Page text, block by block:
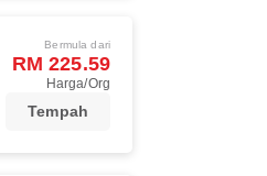
Bermula dari
RM 225.59
Harga/Org
Tempah